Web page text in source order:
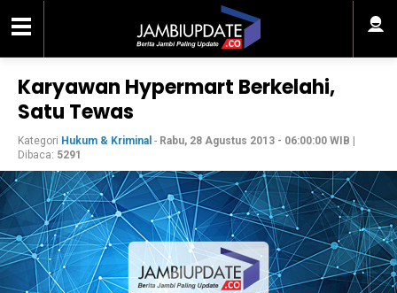
Karyawan Hypermart Berkelahi,
Satu Tewas
Kategori Hukum & Kriminal - Rabu, 28 Agustus 2013 - 06:00:00 WIB
Dibaca: 5291